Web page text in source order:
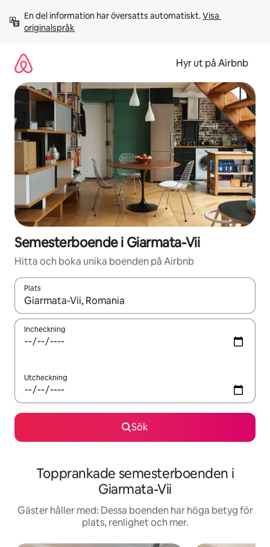
innehåll
En del information har översatts automatiskt. Visa
originalspråk
Hyr ut på Airbnb
Semesterboende i Giarmata-Vii
Hitta och boka unika boenden på Airbnb
Plats
När resultaten är tillgängliga kan du navigera med upp- och
Incheckning
Utcheckning
Sök
Topprankade semesterboenden i
Giarmata-Vii
Gäster håller med: Dessa boenden har höga betyg för
plats, renlighet och mer.